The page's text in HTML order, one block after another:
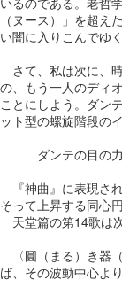
（ヌース）」を超
い闇に入りこんでゆ
さて、私は次に、
の、もう一人のディ
ことにしよう。ダン
ット型の螺旋階段の
ダンテの目の力
『神曲』に表現さ
そって上昇する同心
天堂篇の第14歌は
〈圓（まる）き器
ば、その波動中心よ